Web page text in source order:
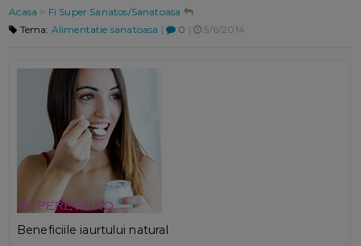
Acasa > Fi Super Sanatos/Sanatoasa
Tema: Alimentatie sanatoasa | 0 | 5/6/2014
Beneficiile iaurtului natural